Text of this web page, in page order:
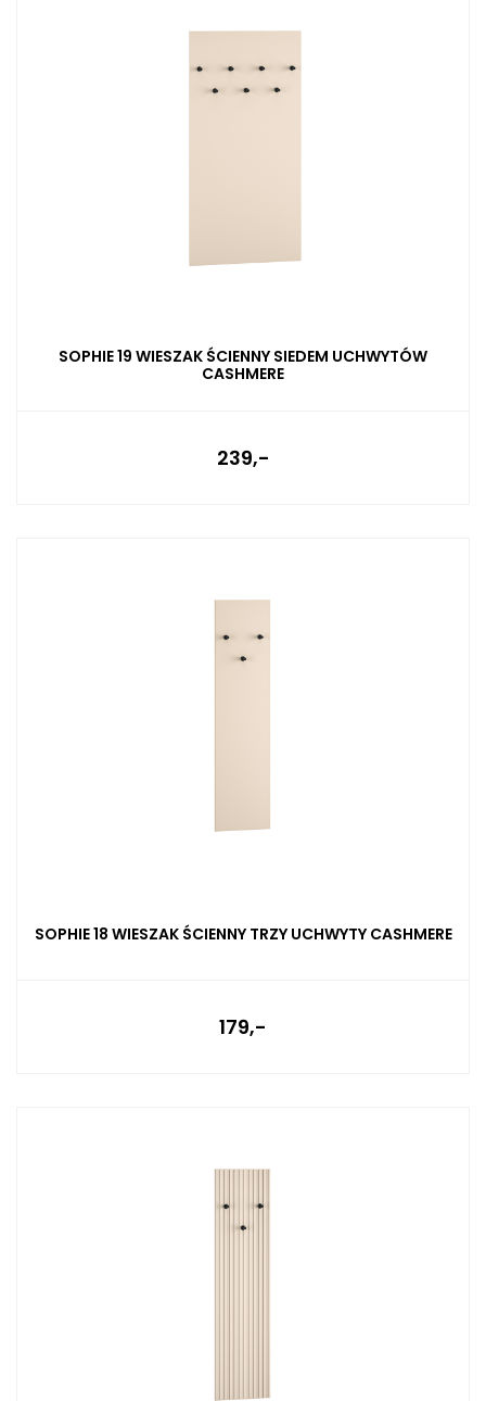
SOPHIE 19 WIESZAK ŚCIENNY SIEDEM UCHWYTÓW
CASHMERE
239,-
SOPHIE 18 WIESZAK ŚCIENNY TRZY UCHWYTY CASHMERE
179,-